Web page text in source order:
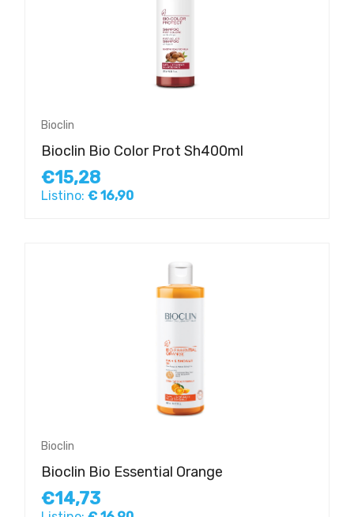
Bioclin
Bioclin Bio Color Prot Sh400ml
€15,28
Listino: € 16,90
Bioclin
Bioclin Bio Essential Orange
€14,73